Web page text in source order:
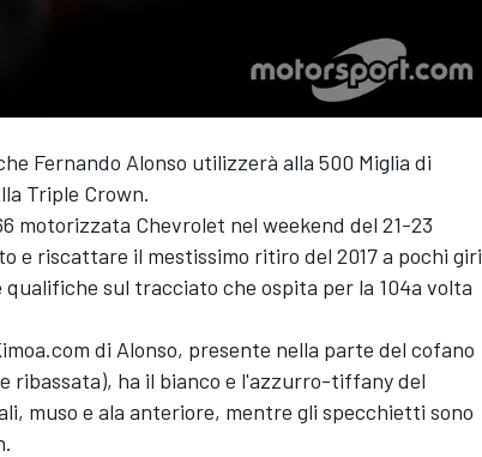
Fernando Alonso utilizzerà alla 500 Miglia di
Triple Crown.
motorizzata Chevrolet nel weekend del 21-23
e riscattare il mestissimo ritiro del 2017 a pochi giri
sul tracciato che ospita per la 104a volta
di Alonso, presente nella parte del cofano
ribassata), ha il bianco e l'azzurro-tiffany del
muso e ala anteriore, mentre gli specchietti sono